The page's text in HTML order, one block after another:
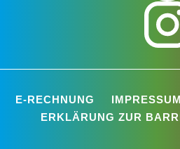
E-RECHNUNG IMPRESSUM
ERKLÄRUNG ZUR